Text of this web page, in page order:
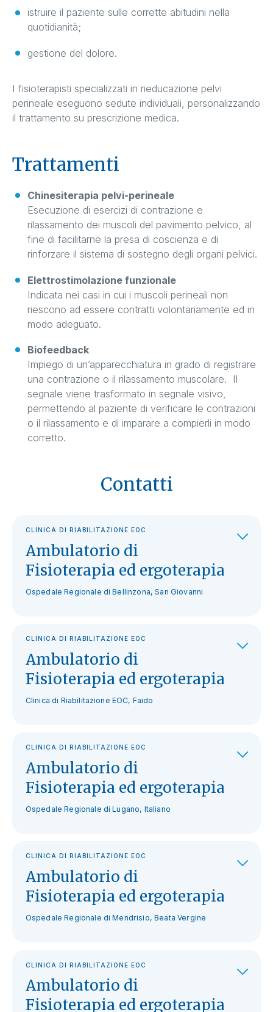
istruire il paziente sulle corrette abitudini nella
quotidianità;
gestione del dolore.
I fisioterapisti specializzati in rieducazione pelvi
perineale eseguono sedute individuali, personalizzando
il trattamento su prescrizione medica.
Trattamenti
Chinesiterapia pelvi-perineale
Esecuzione di esercizi di contrazione e
rilassamento dei muscoli del pavimento pelvico, al
fine di facilitarne la presa di coscienza e di
rinforzare il sistema di sostegno degli organi pelvici.
Elettrostimolazione funzionale
Indicata nei casi in cui i muscoli perineali non
riescono ad essere contratti volontariamente ed in
modo adeguato.
Biofeedback
Impiego di un’apparecchiatura in grado di registrare
una contrazione o il rilassamento muscolare. Il
segnale viene trasformato in segnale visivo,
permettendo al paziente di verificare le contrazioni
o il rilassamento e di imparare a compierli in modo
corretto.
Contatti
CLINICA DI RIABILITAZIONE EOC
Ambulatorio di
Fisioterapia ed ergoterapia
Ospedale Regionale di Bellinzona, San Giovanni
CLINICA DI RIABILITAZIONE EOC
Ambulatorio di
Fisioterapia ed ergoterapia
Clinica di Riabilitazione EOC, Faido
CLINICA DI RIABILITAZIONE EOC
Ambulatorio di
Fisioterapia ed ergoterapia
Ospedale Regionale di Lugano, Italiano
CLINICA DI RIABILITAZIONE EOC
Ambulatorio di
Fisioterapia ed ergoterapia
Ospedale Regionale di Mendrisio, Beata Vergine
CLINICA DI RIABILITAZIONE EOC
Ambulatorio di
Fisioterapia ed ergoterapia